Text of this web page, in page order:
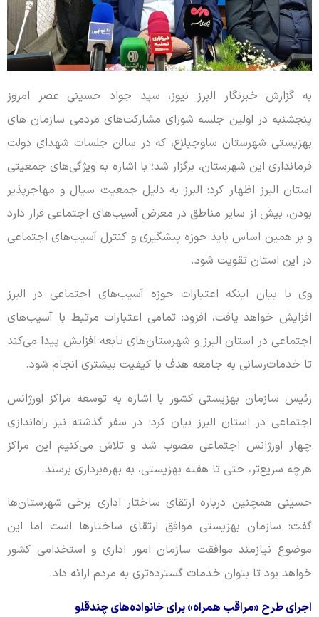
به گزارش خبرنگار البرز نیوز، سید جواد حسینی عصر امروز
پنجشنبه در اولین جلسه شورای مشارکت‌های مردمی سازمان های
بهزیستی شهرستان ساوجبلاغ، که در سالن جلسات شهدای دولت
فرمانداری این شهرستان، برگزار شد؛ با اشاره به ویژگی‌های جمعیتی
استان البرز اظهار کرد: البرز به دلیل جمعیت سیال و مهاجرپذیر
بودن، بیش از سایر مناطق در معرض آسیب‌های اجتماعی قرار دارد
و بر همین اساس باید حوزه پیشگیری و کنترل آسیب‌های اجتماعی
در این استان تقویت شود.
وی با بیان اینکه اعتبارات حوزه آسیب‌های اجتماعی در البرز
افزایش خواهد یافت، افزود: تمامی اعتبارات مرتبط با آسیب‌های
اجتماعی در استان البرز و شهرستان‌های تابعه افزایش پیدا می‌کند
تا خدمات‌رسانی به جامعه هدف با کیفیت بیشتری انجام شود.
رئیس سازمان بهزیستی کشور با اشاره به توسعه مراکز اورژانس
اجتماعی در استان البرز بیان کرد: در سفر گذشته نیز راه‌اندازی
چهار اورژانس اجتماعی مصوب شد و تلاش می‌کنیم این مراکز
هرچه سریع‌تر، حتی تا هفته بهزیستی، به بهره‌برداری برسند.
حسینی همچنین درباره ارتقای ساختار اداری برخی شهرستان‌ها
گفت: سازمان بهزیستی موافق ارتقای ساختارها است اما این
موضوع نیازمند موافقت سازمان امور اداری و استخدامی کشور
خواهد بود تا بتوان خدمات گسترده‌تری به مردم ارائه داد.
اجرای طرح «مراقب همراه» برای خانواده‌های چندقلو